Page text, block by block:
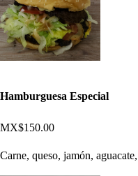
Hamburguesa Especial
MX$150.00
Carne, queso, jamón,